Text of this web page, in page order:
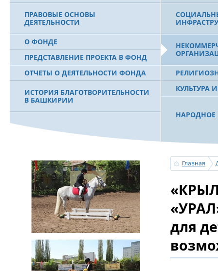
ПРАВОВЫЕ ОСНОВЫ
ДЕЯТЕЛЬНОСТИ
О ФОНДЕ
ПРЕДСТАВЛЕНИЕ ПРОЕКТА В ФОНД
ОТЧЕТЫ О ДЕЯТЕЛЬНОСТИ ФОНДА
ИСТОРИЯ БЛАГОТВОРИТЕЛЬНОСТИ
В БАШКИРИИ
МУРТАЗЕ РАХИМОВЕ
КУЛЬТУРА
НАРОДНОЕ
СОВЕТА
«УРАЛ»
УСЕРГАН.
Главная
для